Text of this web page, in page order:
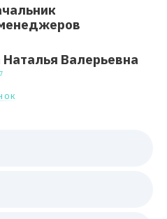
Валерьевна